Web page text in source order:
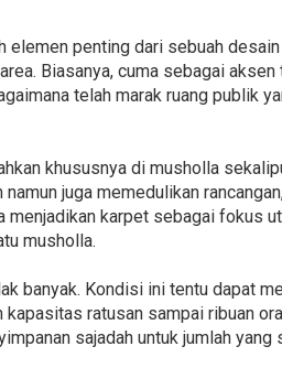
elemen penting dari sebuah
Biasanya, cuma sebagai aksen
telah marak ruang publik
khususnya di musholla
juga memedulikan
karpet sebagai fokus
musholla.
banyak. Kondisi ini tentu dapat
ratusan sampai ribuan
sajadah untuk jumlah